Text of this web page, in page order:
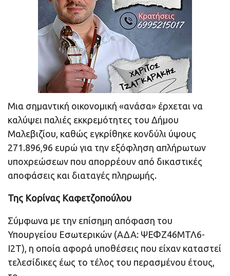
Μια σημαντική οικονομική «ανάσα» έρχεται να
καλύψει παλιές εκκρεμότητες του Δήμου
Μαλεβιζίου, καθώς εγκρίθηκε κονδύλι ύψους
271.896,96 ευρώ για την εξόφληση απλήρωτων
υποχρεώσεων που απορρέουν από δικαστικές
αποφάσεις και διαταγές πληρωμής.
Της Κορίνας Καφετζοπούλου
Σύμφωνα με την επίσημη απόφαση του
Υπουργείου Εσωτερικών (ΑΔΑ: ΨΕΦΖ46ΜΤΛ6-
Ι2Τ), η οποία αφορά υποθέσεις που είχαν καταστεί
τελεσίδικες έως το τέλος του περασμένου έτους,